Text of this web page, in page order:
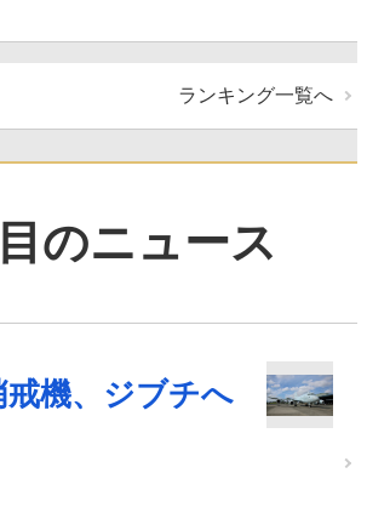
ランキング一覧へ
のニュース
戒機、ジブチへ